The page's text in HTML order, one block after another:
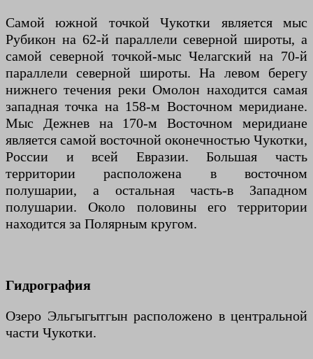
Самой южной точкой Чукотки является мыс
Рубикон на 62-й параллели северной широты, а
самой северной точкой-мыс Челагский на 70-й
параллели северной широты. На левом берегу
нижнего течения реки Омолон находится самая
западная точка на 158-м Восточном меридиане.
Мыс Дежнев на 170-м Восточном меридиане
является самой восточной оконечностью Чукотки,
России и всей Евразии. Большая часть
территории расположена в восточном
полушарии, а остальная часть-в Западном
полушарии. Около половины его территории
находится за Полярным кругом.
Гидрография
Озеро Эльгыгытгын расположено в центральной
части Чукотки.